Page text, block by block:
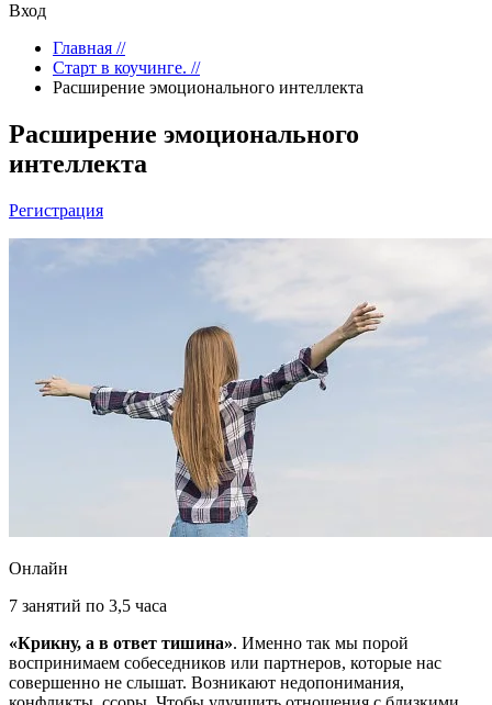
Вход
Главная //
Старт в коучинге. //
Расширение эмоционального интеллекта
Расширение эмоционального
интеллекта
Регистрация
Онлайн
7 занятий по 3,5 часа
«Крикну, а в ответ тишина». Именно так мы порой
воспринимаем собеседников или партнеров, которые нас
совершенно не слышат. Возникают недопонимания,